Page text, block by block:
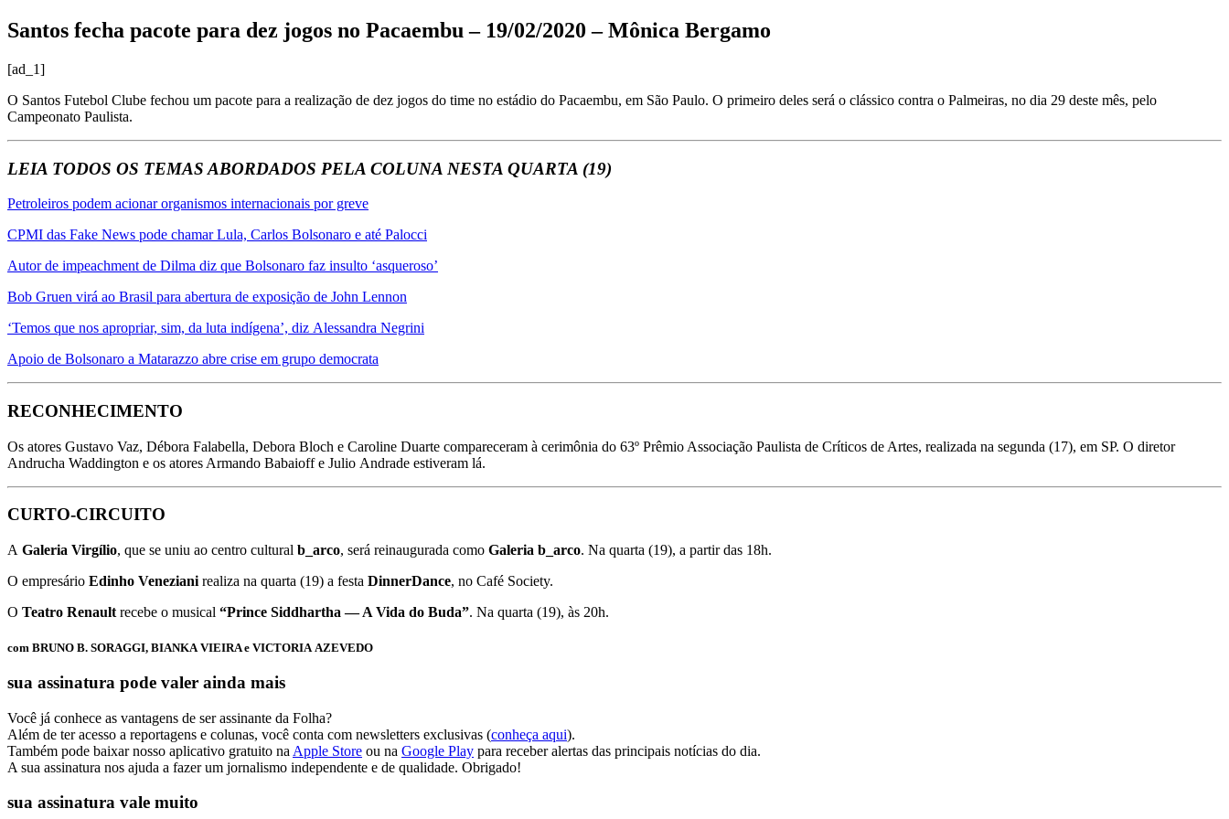
Santos fecha pacote para dez jogos no Pacaembu – 19/02/2020 – Mônica Bergamo
[ad_1]
O Santos Futebol Clube fechou um pacote para a realização de dez jogos do time no estádio do Pacaembu, em São Paulo. O primeiro deles será o clássico contra o Palmeiras, no dia 29 deste mês, pelo
Campeonato Paulista.
LEIA TODOS OS TEMAS ABORDADOS PELA COLUNA NESTA QUARTA (19)
Petroleiros podem acionar organismos internacionais por greve
CPMI das Fake News pode chamar Lula, Carlos Bolsonaro e até Palocci
Autor de impeachment de Dilma diz que Bolsonaro faz insulto ‘asqueroso’
Bob Gruen virá ao Brasil para abertura de exposição de John Lennon
‘Temos que nos apropriar, sim, da luta indígena’, diz Alessandra Negrini
Apoio de Bolsonaro a Matarazzo abre crise em grupo democrata
RECONHECIMENTO
Os atores Gustavo Vaz, Débora Falabella, Debora Bloch e Caroline Duarte compareceram à cerimônia do 63º Prêmio Associação Paulista de Críticos de Artes, realizada na segunda (17), em SP. O diretor
Andrucha Waddington e os atores Armando Babaioff e Julio Andrade estiveram lá.
CURTO-CIRCUITO
A Galeria Virgílio, que se uniu ao centro cultural b_arco, será reinaugurada como Galeria b_arco. Na quarta (19), a partir das 18h.
O empresário Edinho Veneziani realiza na quarta (19) a festa DinnerDance, no Café Society.
O Teatro Renault recebe o musical “Prince Siddhartha — A Vida do Buda”. Na quarta (19), às 20h.
com BRUNO B. SORAGGI, BIANKA VIEIRA e VICTORIA AZEVEDO
sua assinatura pode valer ainda mais
Você já conhece as vantagens de ser assinante da Folha?
Além de ter acesso a reportagens e colunas, você conta com newsletters exclusivas (conheça aqui).
Também pode baixar nosso aplicativo gratuito na Apple Store ou na Google Play para receber alertas das principais notícias do dia.
A sua assinatura nos ajuda a fazer um jornalismo independente e de qualidade. Obrigado!
sua assinatura vale muito